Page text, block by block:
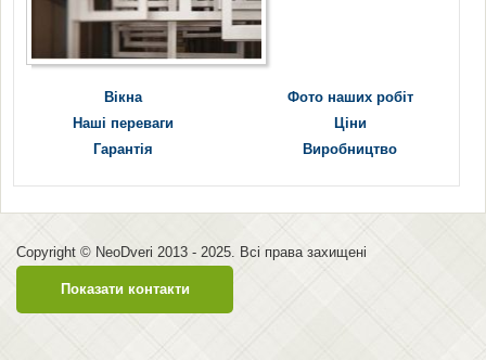
Вікна
Фото наших робіт
Наші переваги
Ціни
Гарантія
Виробництво
Сopyright © NeoDveri 2013 - 2025. Всі права захищені
Показати контакти